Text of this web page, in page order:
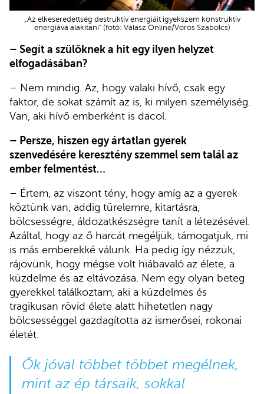
„Az elkeseredettség destruktív energiáit igyekszem konstruktív
energiává alakítani” (fotó: Válasz Online/Vörös Szabolcs)
– Segít a szülőknek a hit egy ilyen helyzet
elfogadásában?
– Nem mindig. Az, hogy valaki hívő, csak egy
faktor, de sokat számít az is, ki milyen személyiség.
Van, aki hívő emberként is dacol.
– Persze, hiszen egy ártatlan gyerek
szenvedésére keresztény szemmel sem talál az
ember felmentést…
– Értem, az viszont tény, hogy amíg az a gyerek
köztünk van, addig türelemre, kitartásra,
bölcsességre, áldozatkészségre tanít a létezésével.
Azáltal, hogy az ő harcát megéljük, támogatjuk, mi
is más emberekké válunk. Ha pedig így nézzük,
rájövünk, hogy mégse volt hiábavaló az élete, a
küzdelme és az eltávozása. Nem egy olyan beteg
gyerekkel találkoztam, aki a küzdelmes és
tragikusan rövid élete alatt hihetetlen nagy
bölcsességgel gazdagította az ismerősei, rokonai
életét.
Ők jóval többet többet megélnek,
mint az ép társaik, sokkal